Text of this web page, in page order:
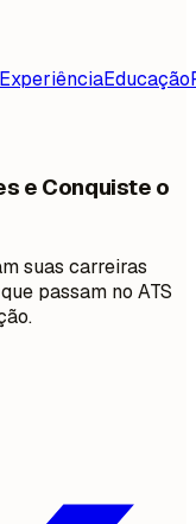
ExperiênciaEducação
e Conquiste o
suas carreiras
passam no ATS